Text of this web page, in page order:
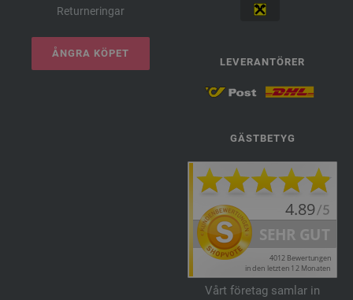
Returneringar
ÅNGRA KÖPET
LEVERANTÖRER
GÄSTBETYG
Vårt företag samlar in